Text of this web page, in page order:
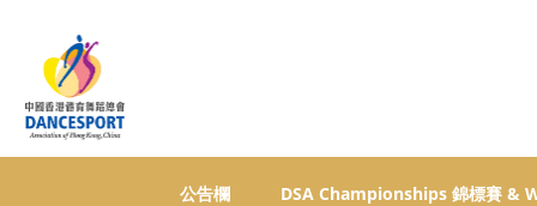
公告欄 DSA Championships 錦標賽 &